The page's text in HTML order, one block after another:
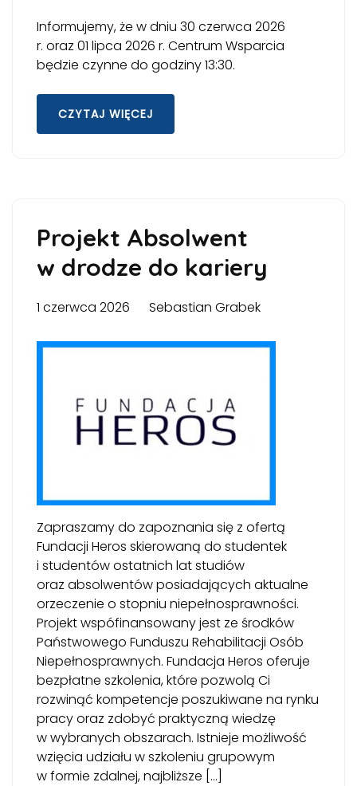
Informujemy, że w dniu 30 czerwca 2026
r. oraz 01 lipca 2026 r. Centrum Wsparcia
będzie czynne do godziny 13:30.
CZYTAJ WIĘCEJ
Projekt Absolwent
w drodze do kariery
1 czerwca 2026 Sebastian Grabek
Zapraszamy do zapoznania się z ofertą
Fundacji Heros skierowaną do studentek
i studentów ostatnich lat studiów
oraz absolwentów posiadających aktualne
orzeczenie o stopniu niepełnosprawności.
Projekt wspófinansowany jest ze środków
Państwowego Funduszu Rehabilitacji Osób
Niepełnosprawnych. Fundacja Heros oferuje
bezpłatne szkolenia, które pozwolą Ci
rozwinąć kompetencje poszukiwane na rynku
pracy oraz zdobyć praktyczną wiedzę
w wybranych obszarach. Istnieje możliwość
wzięcia udziału w szkoleniu grupowym
w formie zdalnej, najbliższe […]